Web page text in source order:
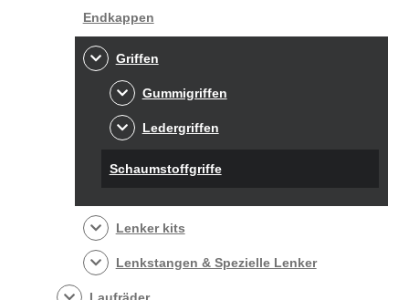
Endkappen
Griffen
Gummigriffen
Ledergriffen
Schaumstoffgriffe
Lenker kits
Lenkstangen & Spezielle Lenker